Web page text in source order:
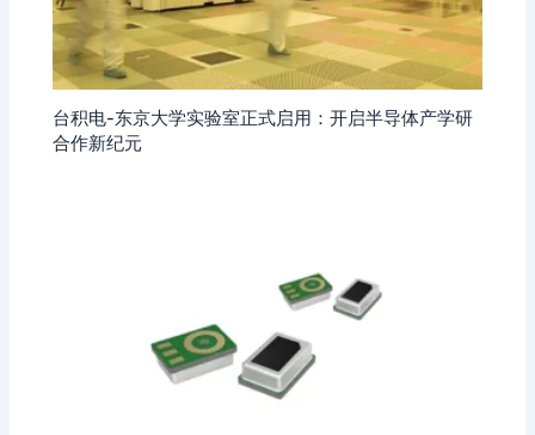
台积电-东京大学实验室正式启用：开启半导体产学研
合作新纪元